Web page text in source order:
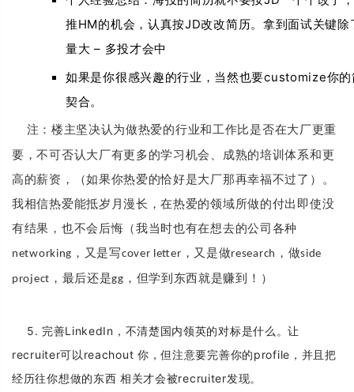
推HM的机会，认真按JD改改简历。拿到面试关键
量大 – 多投才会中
如果是你很感兴趣的行业，当然也要customize你
契合。
注：楼主坚决认为做热爱的行业和工作比是否在大厂更重
要，不可否认大厂有更多的学习机会、成熟的培训体系和更
高的薪资，（如果你热爱的恰好是大厂那再幸福不过了）。
我相信热爱能抵岁月漫长，在热爱的领域所做的付出即使没
有结果，也不会后悔（我当时也有在想去的公司各种
networking ，又是写cover letter ，又是做research ，做side
project ，最后还是gg ，但学到东西就是赚到！）
5. 完善LinkedIn，不清楚国内领英的对标是什么。让
recruiter可以reachout 你，但注意要完善你的profile，并且把
经历往你想做的东西 相关才会被recruiter发现。